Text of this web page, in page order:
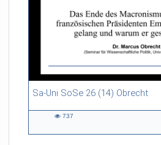
Sa-Uni SoSe 26 (14) Obrecht
46:53 duration
737